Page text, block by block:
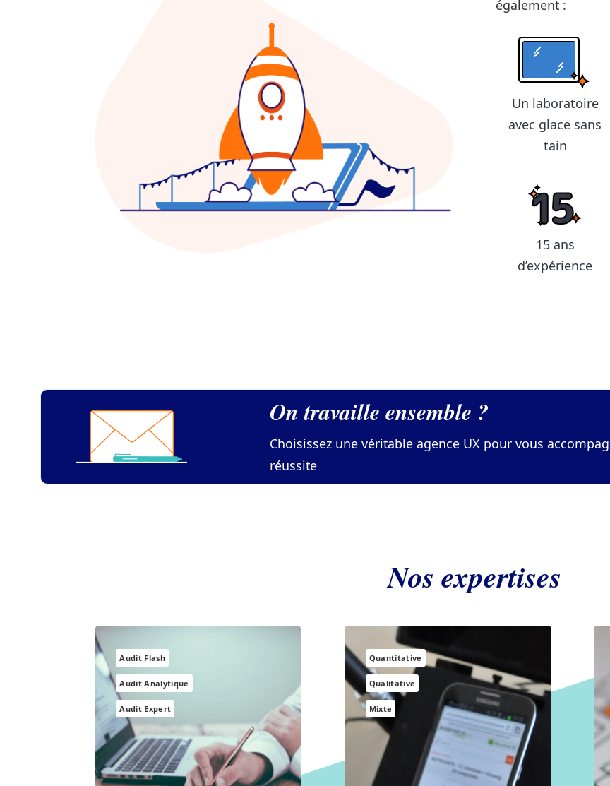
également :
Un laboratoire
avec glace sans
tain
15 ans
d’expérience
On travaille ensemble ?
Choisissez une véritable agence UX pour vous
réussite
Nos expertises
Audit Flash
Audit Analytique
Audit Expert
Quantitative
Qualitative
Mixte